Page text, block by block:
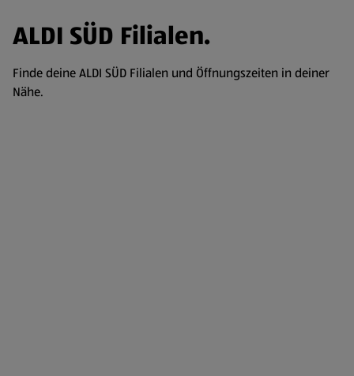
ALDI SÜD Filialen.
Finde deine ALDI SÜD Filialen und Öffnungszeiten in deiner
Nähe.